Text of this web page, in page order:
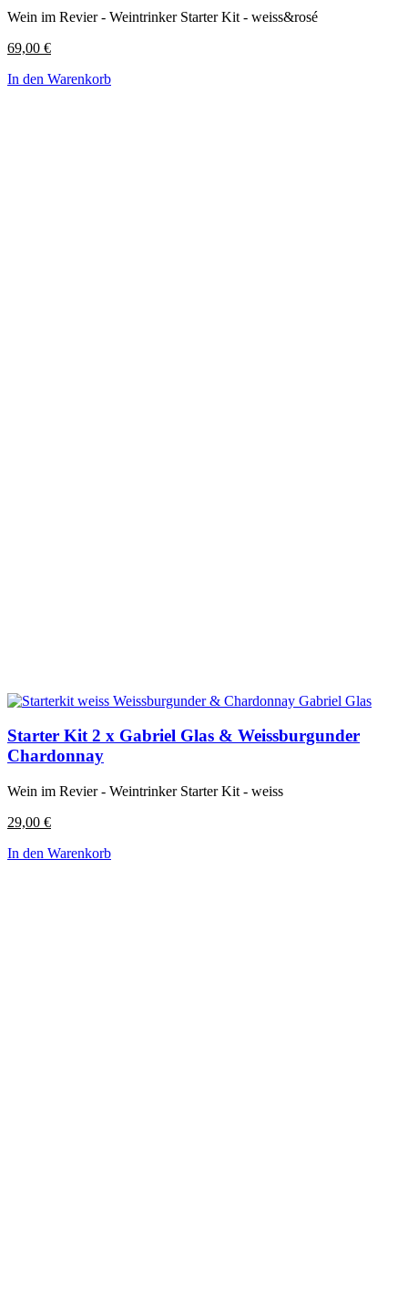
Wein im Revier - Weintrinker Starter Kit - weiss&rosé
69,00 €
In den Warenkorb
Starter Kit 2 x Gabriel Glas & Weissburgunder
Chardonnay
Wein im Revier - Weintrinker Starter Kit - weiss
29,00 €
In den Warenkorb